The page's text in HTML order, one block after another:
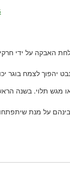
האבקה על ידי
יהפוך לצמח בוגר
מגש תלוי. בשנה
על מנת